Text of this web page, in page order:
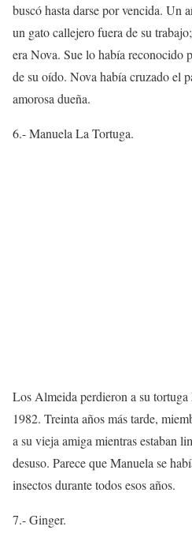
buscó hasta darse por vencida. Un
un gato callejero fuera de su
era Nova. Sue lo había reconocido
de su oído. Nova había cruzado el
amorosa dueña.
6.- Manuela La Tortuga.
Los Almeida perdieron a su
1982. Treinta años más tarde,
a su vieja amiga mientras estaban
desuso. Parece que Manuela se
insectos durante todos esos años.
7.- Ginger.